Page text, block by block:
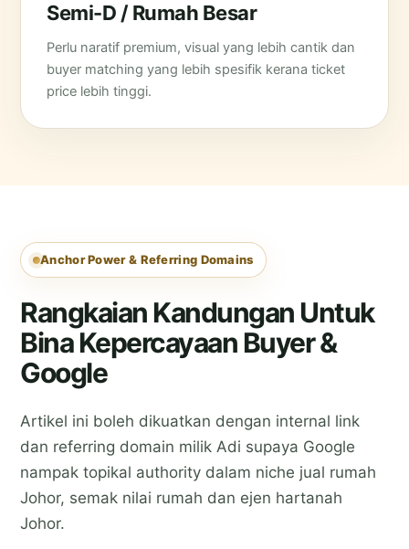
Semi-D / Rumah Besar
Perlu naratif premium, visual yang lebih cantik dan
buyer matching yang lebih spesifik kerana ticket
price lebih tinggi.
Anchor Power & Referring Domains
Rangkaian Kandungan Untuk
Bina Kepercayaan Buyer &
Google
Artikel ini boleh dikuatkan dengan internal link
dan referring domain milik Adi supaya Google
nampak topikal authority dalam niche jual rumah
Johor, semak nilai rumah dan ejen hartanah
Johor.